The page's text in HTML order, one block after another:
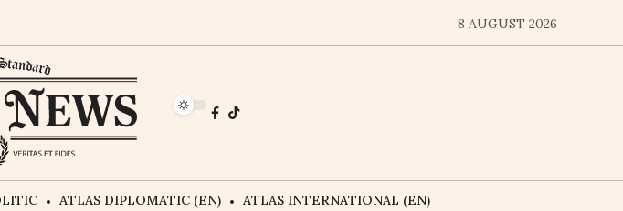
8 AUGUST 2026
ATLAS DIPLOMATIC (EN)
ATLAS INTERNATIONAL (EN)